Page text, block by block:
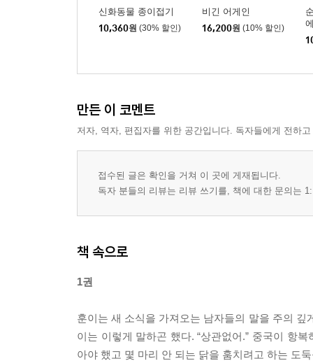
신화동물 종이접기
10,360원 (30% 할인)
비긴 어게인
16,200원 (10% 할인)
만든 이 코멘트
저자, 역자, 편집자를 위한 공간입니다. 독자들에게 전하
접수된 글은 확인을 거쳐 이 곳에 게재됩니다.
독자 분들의 리뷰는 리뷰 쓰기를, 책에 대한 문의는
책 속으로
1권
훈이는 새 소식을 가져오는 남자들의 말을 주의 깊
이는 이렇게 말하곤 했다. “상관없어.” 중국이 항
아야 했고 몇 마리 안 되는 닭을 훔치려고 하는 도